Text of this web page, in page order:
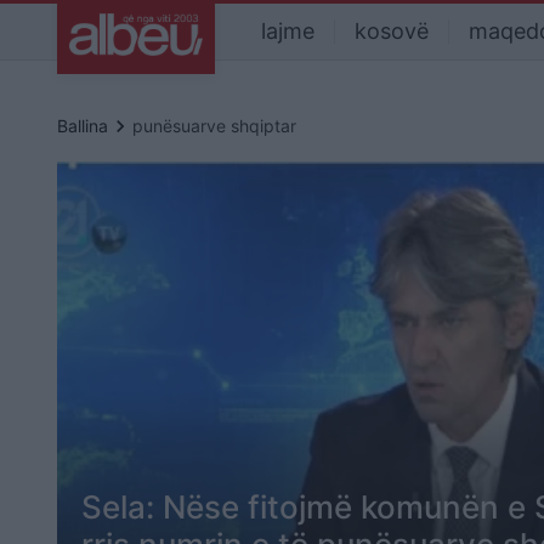
lajme kosovë
Ballina keyboard_arrow_right punësuarve shqiptar
Sela: Nëse fitojmë komunën e